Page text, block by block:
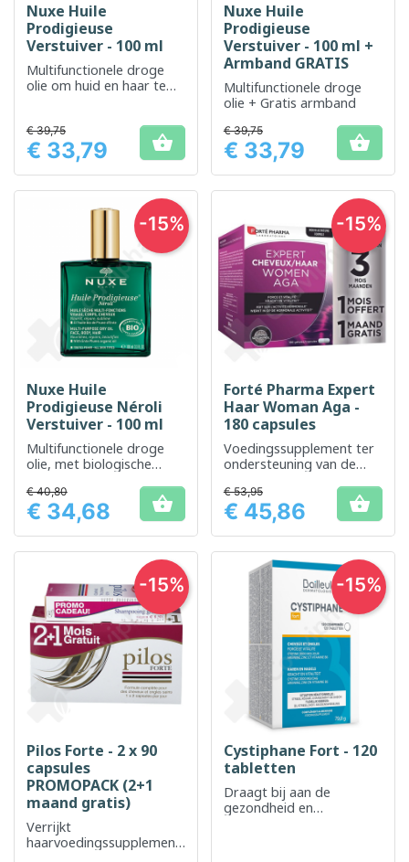
Nuxe Huile
Prodigieuse
Verstuiver - 100 ml
Multifunctionele droge
olie om huid en haar te
Prijs
€ 39,75
€ 33,79 
Nuxe Huile
Prodigieuse
Verstuiver - 100 ml +
Armband GRATIS
Multifunctionele droge
olie + Gratis armband
Prijs
€ 39,75
€ 33,79 
Nuxe Huile
Prodigieuse Néroli
Verstuiver - 100 ml
Multifunctionele droge
olie, met biologische
Prijs
€ 40,80
€ 34,68 
-15%
Forté Pharma Expert
Haar Woman Aga -
180 capsules
Voedingssupplement ter
ondersteuning van de
bij vrouwen
Prijs
€ 53,95
€ 45,86 
-15%
Pilos Forte - 2 x 90
capsules
PROMOPACK (2+1
maand gratis)
Verrijkt
haarvoedingssupplement
-15%
Cystiphane Fort - 120
tabletten
Draagt ​​bij aan de
gezondheid en
-15%